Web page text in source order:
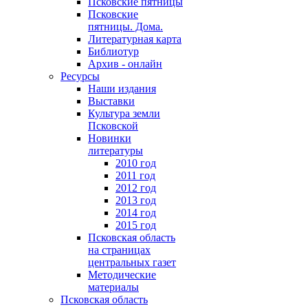
Псковские
пятницы. Дома.
Литературная карта
Библиотур
Архив - онлайн
Ресурсы
Наши издания
Выставки
Культура земли
Псковской
Новинки
литературы
2010 год
2011 год
2012 год
2013 год
2014 год
2015 год
Псковская область
на страницах
центральных газет
Методические
материалы
Псковская область